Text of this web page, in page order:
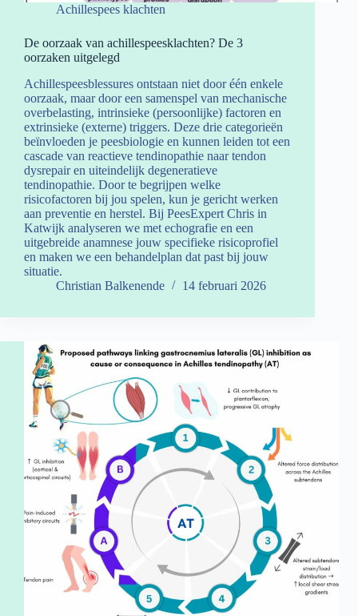
Achillespees klachten
De oorzaak van achillespeesklachten? De 3
oorzaken uitgelegd
Achillespeesblessures ontstaan niet door één enkele
oorzaak, maar door een samenspel van mechanische
overbelasting, intrinsieke (persoonlijke) factoren en
extrinsieke (externe) triggers. Deze drie categorieën
beïnvloeden je peesbiologie en kunnen leiden tot een
cascade van reactieve tendinopathie naar tendon
dysrepair en uiteindelijk degeneratieve
tendinopathie. Door te begrijpen welke
risicofactoren bij jou spelen, kun je gericht werken
aan preventie en herstel. Bij PeesExpert Chris in
Katwijk analyseren we met echografie en een
uitgebreide anamnese jouw specifieke risicoprofiel
en maken we een behandelplan dat past bij jouw
situatie.
Christian Balkenende
14 februari 2026